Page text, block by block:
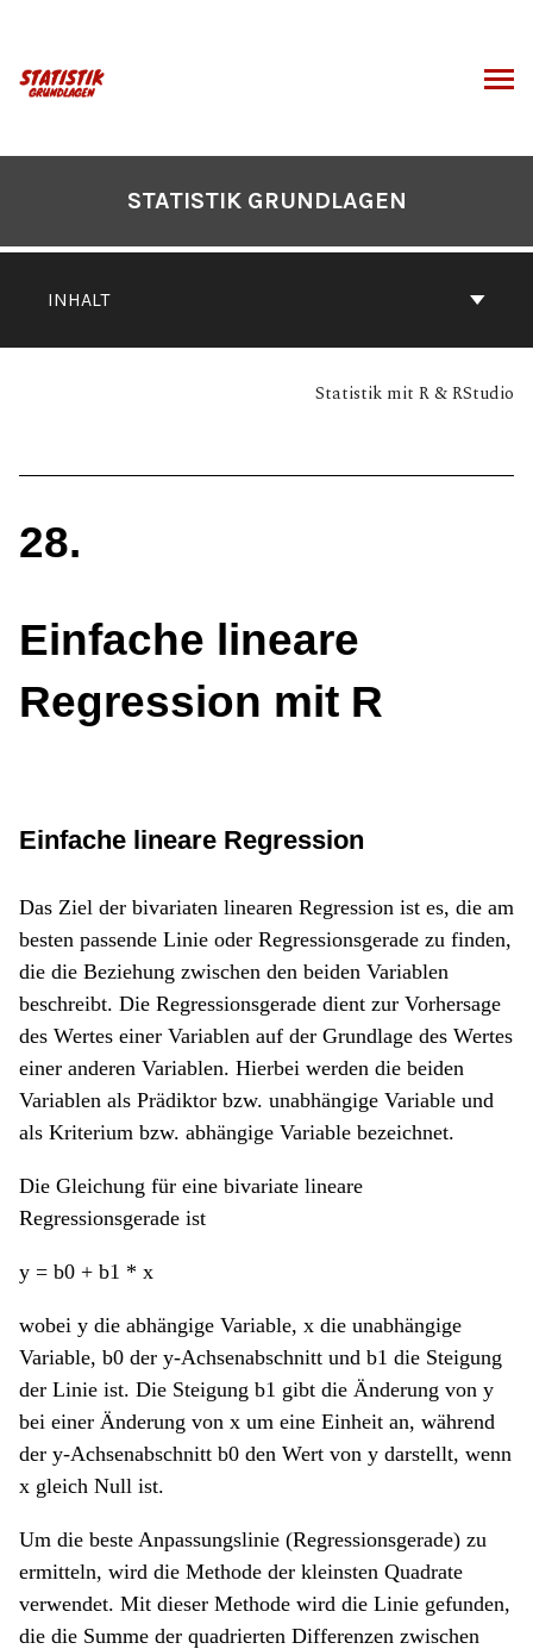
springen
INHALT
STATISTIK GRUNDLAGEN
Statistik mit R & RStudio
28
Einfache lineare
Regression mit R
Einfache lineare Regression
Das Ziel der bivariaten linearen Regression ist es, die am
besten passende Linie oder Regressionsgerade zu finden,
die die Beziehung zwischen den beiden Variablen
beschreibt. Die Regressionsgerade dient zur Vorhersage
des Wertes einer Variablen auf der Grundlage des Wertes
einer anderen Variablen. Hierbei werden die beiden
Variablen als Prädiktor bzw. unabhängige Variable und
als Kriterium bzw. abhängige Variable bezeichnet.
Die Gleichung für eine bivariate lineare
Regressionsgerade ist
y = b0 + b1 * x
wobei y die abhängige Variable, x die unabhängige
Variable, b0 der y-Achsenabschnitt und b1 die Steigung
der Linie ist. Die Steigung b1 gibt die Änderung von y
bei einer Änderung von x um eine Einheit an, während
der y-Achsenabschnitt b0 den Wert von y darstellt, wenn
x gleich Null ist.
Um die beste Anpassungslinie (Regressionsgerade) zu
ermitteln, wird die Methode der kleinsten Quadrate
verwendet. Mit dieser Methode wird die Linie gefunden,
die die Summe der quadrierten Differenzen zwischen